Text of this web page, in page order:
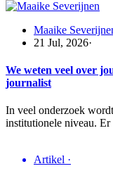
Maaike
21 Jul, 2026·
We weten veel over
journalist
In veel onderzoek
institutionele niveau.
Artikel ·